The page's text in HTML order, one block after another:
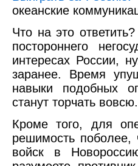
океанские
Что на это
постороннего
интересах России,
заранее. Время
навыки подобных
станут торчать вовсю.
Кроме того, для
решимость поболее,
войск в